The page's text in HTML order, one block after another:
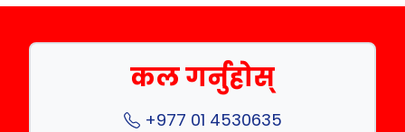
कल गर्नुहोस्
+977 01 4530635